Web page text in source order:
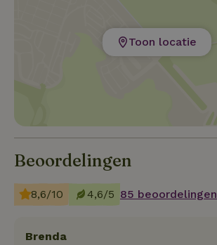
Toon locatie
Beoordelingen
8,6/10 4,6/5 85 beoordelingen
Brenda